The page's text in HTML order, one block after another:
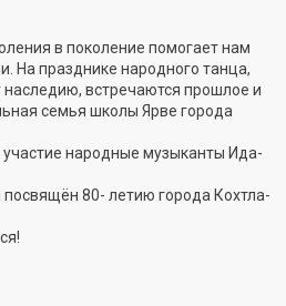
в поколение помогает нам
На празднике народного танца,
встречаются прошлое и
семья школы Ярве города
народные музыканты Ида-
80- летию города Кохтла-